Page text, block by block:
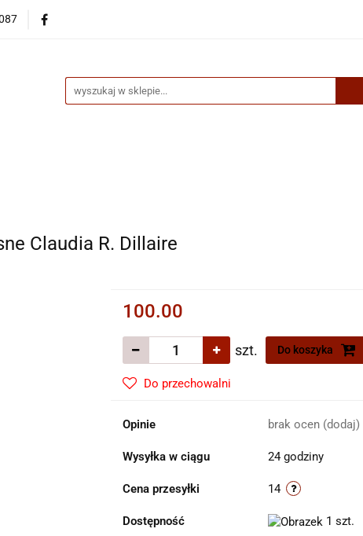
Claudia R. Dillaire
100.00
szt. Do koszyka
Do przechowalni
Opinie brak ocen (dodaj)
Wysyłka w ciągu 24 godziny
Cena przesyłki 14
Dostępność 1 szt.